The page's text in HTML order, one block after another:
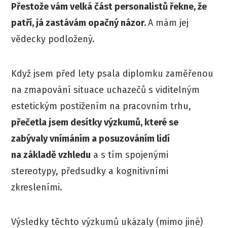
Přestože vám velká část personalistů řekne, že
patří, já zastávám opačný názor.A mám jej
vědecky podložený.
Když jsem před lety psala diplomku zaměřenou
na zmapování situace uchazečů s viditelným
estetickým postižením na pracovním trhu,
přečetla jsem desítky výzkumů, které se
zabývaly vnímáním a posuzováním lidí
na základě vzhledu a s tím spojenými
stereotypy, předsudky a kognitivními
zkresleními.
Výsledky těchto výzkumů ukázaly (mimo jiné)